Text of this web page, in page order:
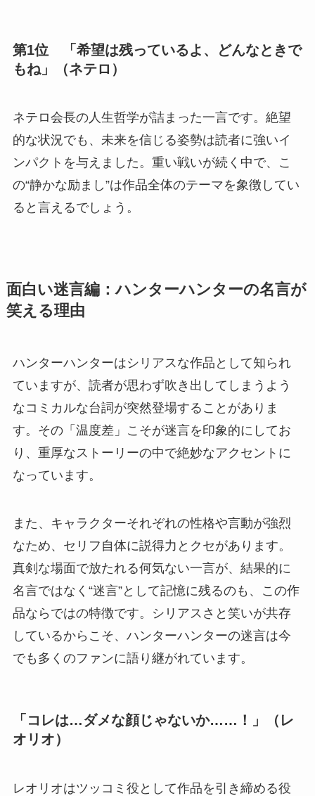
第1位 「希望は残っているよ、どんなときで
もね」（ネテロ）
ネテロ会長の人生哲学が詰まった一言です。絶望
的な状況でも、未来を信じる姿勢は読者に強いイ
ンパクトを与えました。重い戦いが続く中で、こ
の“静かな励まし”は作品全体のテーマを象徴してい
ると言えるでしょう。
面白い迷言編：ハンターハンターの名言が
笑える理由
ハンターハンターはシリアスな作品として知られ
ていますが、読者が思わず吹き出してしまうよう
なコミカルな台詞が突然登場することがありま
す。その「温度差」こそが迷言を印象的にしてお
り、重厚なストーリーの中で絶妙なアクセントに
なっています。
また、キャラクターそれぞれの性格や言動が強烈
なため、セリフ自体に説得力とクセがあります。
真剣な場面で放たれる何気ない一言が、結果的に
名言ではなく“迷言”として記憶に残るのも、この作
品ならではの特徴です。シリアスさと笑いが共存
しているからこそ、ハンターハンターの迷言は今
でも多くのファンに語り継がれています。
「コレは…ダメな顔じゃないか……！」（レ
オリオ）
レオリオはツッコミ役として作品を引き締める役